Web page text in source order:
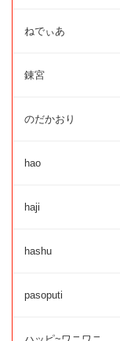
ねでぃあ
錬宮
のだかおり
hao
haji
hashu
pasoputi